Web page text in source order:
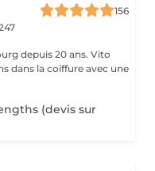
156
depuis 20 ans. Vito
dans la coiffure avec une
(devis sur